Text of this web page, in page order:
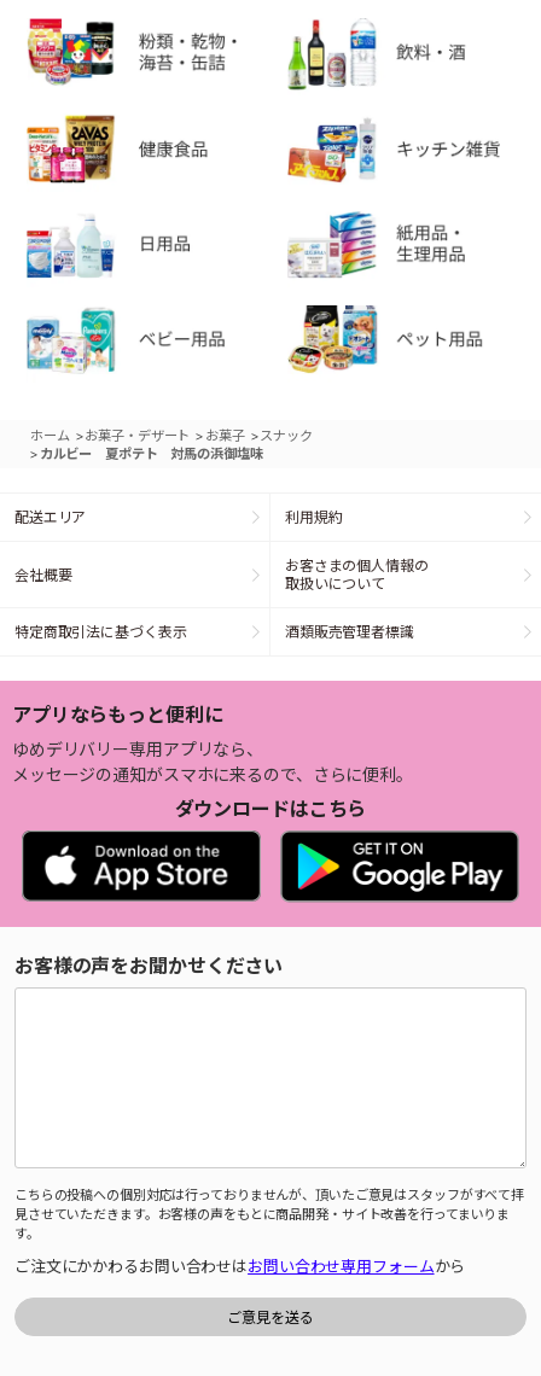
ホーム >お菓子・デザート > お菓子 > スナック
> カルビー 夏ポテト 対馬の浜御塩味
配送エリア 利用規約
会社概要
お客さまの個人情報の
取扱いについて
特定商取引法に基づく表示 酒類販売管理者標識
アプリならもっと便利に
ゆめデリバリー専用アプリなら、
メッセージの通知がスマホに来るので、さらに便利。
ダウンロードはこちら
お客様の声をお聞かせください
こちらの投稿への個別対応は行っておりませんが、頂いたご意見はスタッフがすべて拝
見させていただきます。お客様の声をもとに商品開発・サイト改善を行ってまいりま
す。
ご注文にかかわるお問い合わせはお問い合わせ専用フォームから